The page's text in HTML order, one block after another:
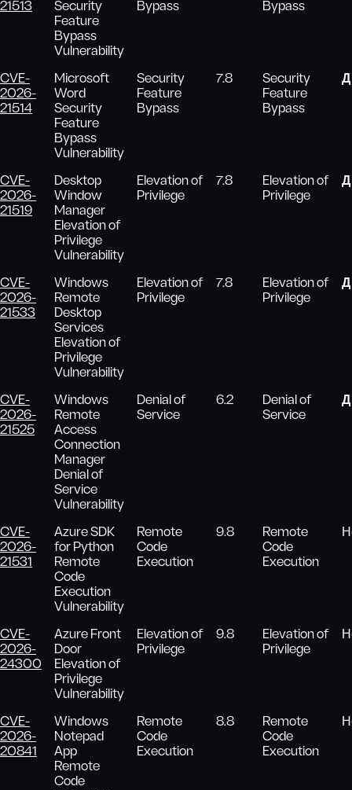
21513
Security
Feature
Bypass
Vulnerability
Bypass
Bypass
CVE-
2026-
21514
Microsoft
Word
Security
Feature
Bypass
Vulnerability
Security
Feature
Bypass
7.8
Security
Feature
Bypass
CVE-
2026-
21519
Desktop
Window
Manager
Elevation of
Privilege
Vulnerability
Elevation of
Privilege
7.8
Elevation of
Privilege
CVE-
2026-
21533
Windows
Remote
Desktop
Services
Elevation of
Privilege
Vulnerability
Elevation of
Privilege
7.8
Elevation of
Privilege
CVE-
2026-
21525
Windows
Remote
Access
Connection
Manager
Denial of
Service
Vulnerability
Denial of
Service
6.2
Denial of
Service
CVE-
2026-
21531
Azure SDK
for Python
Remote
Code
Execution
Vulnerability
Remote
Code
Execution
9.8
Remote
Code
Execution
CVE-
2026-
24300
Azure Front
Door
Elevation of
Privilege
Vulnerability
Elevation of
Privilege
9.8
Elevation of
Privilege
CVE-
2026-
20841
Windows
Notepad
App
Remote
Code
Remote
Code
Execution
8.8
Remote
Code
Execution